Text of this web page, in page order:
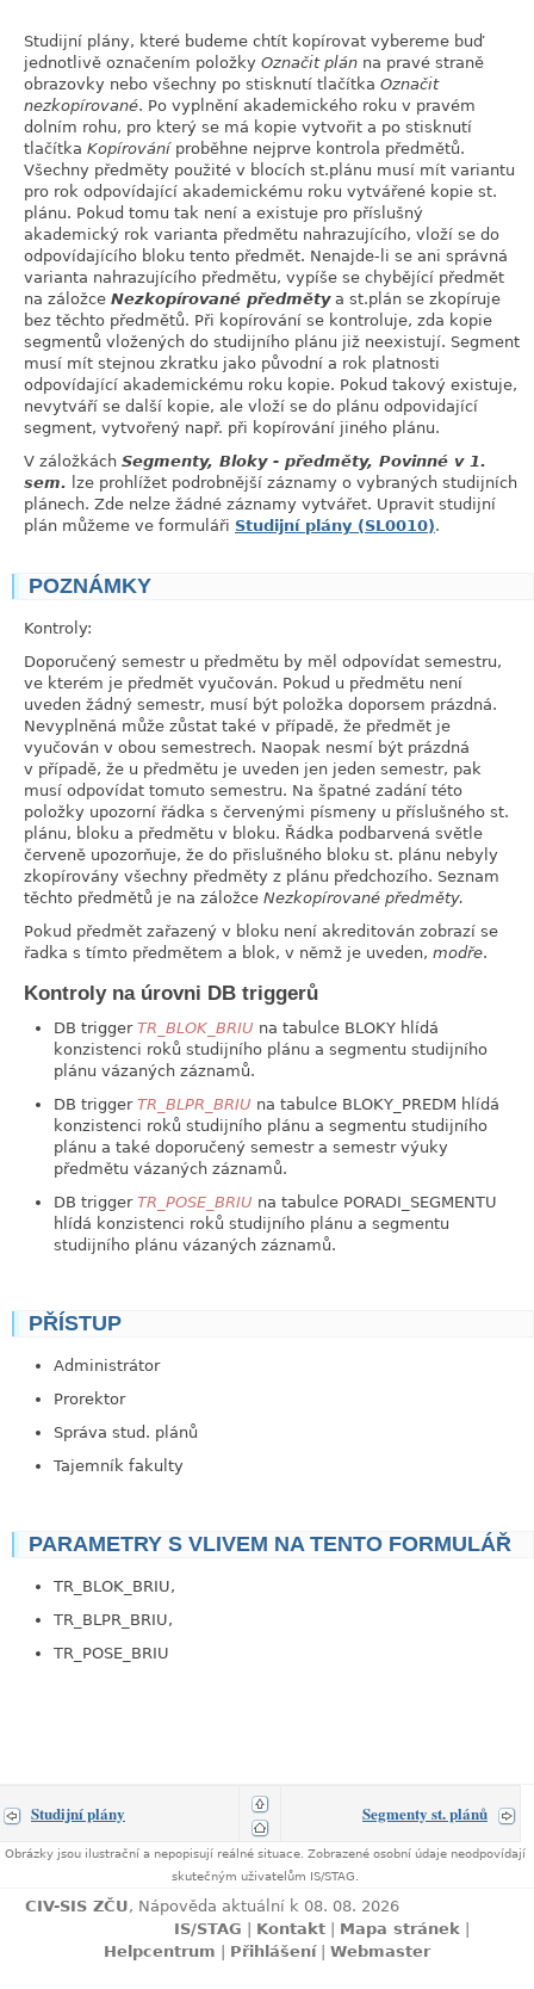
Studijní plány, které budeme chtít kopírovat vybereme buď
jednotlivě označením položky Označit plán na pravé straně
obrazovky nebo všechny po stisknutí tlačítka Označit
nezkopírované. Po vyplnění akademického roku v pravém
dolním rohu, pro který se má kopie vytvořit a po stisknutí
tlačítka Kopírováníproběhne nejprve kontrola předmětů.
Všechny předměty použité v blocích st.plánu musí mít variantu
pro rok odpovídající akademickému roku vytvářené kopie st.
plánu. Pokud tomu tak není a existuje pro příslušný
akademický rok varianta předmětu nahrazujícího, vloží se do
odpovídajícího bloku tento předmět. Nenajde-li se ani správná
varianta nahrazujícího předmětu, vypíše se chybějící předmět
na záložce Nezkopírované předměty a st.plán se zkopíruje
bez těchto předmětů. Při kopírování se kontroluje, zda kopie
segmentů vložených do studijního plánu již neexistují. Segment
musí mít stejnou zkratku jako původní a rok platnosti
odpovídající akademickému roku kopie. Pokud takový existuje,
nevytváří se další kopie, ale vloží se do plánu odpovidající
segment, vytvořený např. při kopírování jiného plánu.
V záložkách Segmenty, Bloky - předměty, Povinné v 1.
sem. lze prohlížet podrobnější záznamy o vybraných studijních
plánech. Zde nelze žádné záznamy vytvářet. Upravit studijní
plán můžeme ve formuláři Studijní plány (SL0010).
POZNÁMKY
Kontroly:
Doporučený semestr u předmětu by měl odpovídat semestru,
ve kterém je předmět vyučován. Pokud u předmětu není
uveden žádný semestr, musí být položka doporsem prázdná.
Nevyplněná může zůstat také v případě, že předmět je
vyučován v obou semestrech. Naopak nesmí být prázdná
v případě, že u předmětu je uveden jen jeden semestr, pak
musí odpovídat tomuto semestru. Na špatné zadání této
položky upozorní řádka s červenými písmeny u příslušného st.
plánu, bloku a předmětu v bloku. Řádka podbarvená světle
červeně upozorňuje, že do přislušného bloku st. plánu nebyly
zkopírovány všechny předměty z plánu předchozího. Seznam
těchto předmětů je na záložce Nezkopírované předměty.
Pokud předmět zařazený v bloku není akreditován zobrazí se
řadka s tímto předmětem a blok, v němž je uveden, modře.
Kontroly na úrovni DB triggerů
DB trigger TR_BLOK_BRIU na tabulce BLOKY hlídá
konzistenci roků studijního plánu a segmentu studijního
plánu vázaných záznamů.
DB trigger TR_BLPR_BRIU na tabulce BLOKY_PREDM hlídá
konzistenci roků studijního plánu a segmentu studijního
plánu a také doporučený semestr a semestr výuky
předmětu vázaných záznamů.
DB trigger TR_POSE_BRIU na tabulce PORADI_SEGMENTU
hlídá konzistenci roků studijního plánu a segmentu
studijního plánu vázaných záznamů.
PŘÍSTUP
Administrátor
Prorektor
Správa stud. plánů
Tajemník fakulty
PARAMETRY S VLIVEM NA TENTO FORMULÁŘ
TR_BLOK_BRIU,
TR_BLPR_BRIU,
TR_POSE_BRIU
Studijní plány Segmenty st. plánů
Obrázky jsou ilustrační a nepopisují reálné situace. Zobrazené osobní údaje neodpovídají
skutečným uživatelům IS/STAG.
CIV-SIS ZČU, Nápověda aktuální k 08. 08. 2026
IS/STAG
Kontakt Mapa stránek
Helpcentrum
Přihlášení| Webmaster